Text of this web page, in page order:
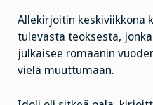
Allekirjoitin keskiviikkona
tulevasta teoksesta,
julkaisee romaanin
vielä muuttumaan.